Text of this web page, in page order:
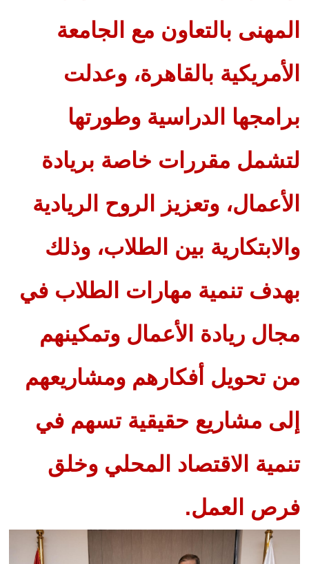
المهنى بالتعاون مع الجامعة
الأمريكية بالقاهرة، وعدلت
برامجها الدراسية وطورتها
لتشمل مقررات خاصة بريادة
الأعمال، وتعزيز الروح الريادية
والابتكارية بين الطلاب، وذلك
بهدف تنمية مهارات الطلاب في
مجال ريادة الأعمال وتمكينهم
من تحويل أفكارهم ومشاريعهم
إلى مشاريع حقيقية تسهم في
تنمية الاقتصاد المحلي وخلق
فرص العمل.